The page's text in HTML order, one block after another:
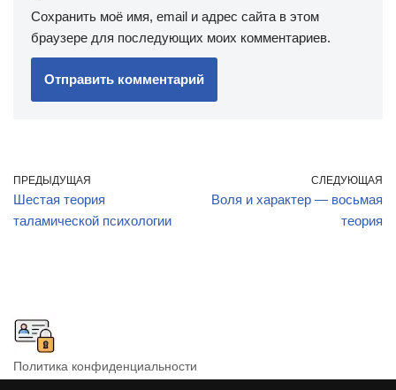
Сохранить моё имя, email и адрес сайта в этом
браузере для последующих моих комментариев.
ПРЕДЫДУЩАЯ
Шестая теория
таламической психологии
СЛЕДУЮЩАЯ
Воля и характер — восьмая
теория
Политика конфиденциальности